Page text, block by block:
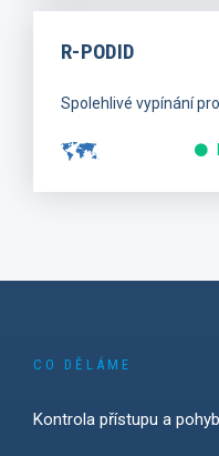
R-PODID
Spolehlivé vypínání
CO DĚLÁME
Kontrola přístupu a